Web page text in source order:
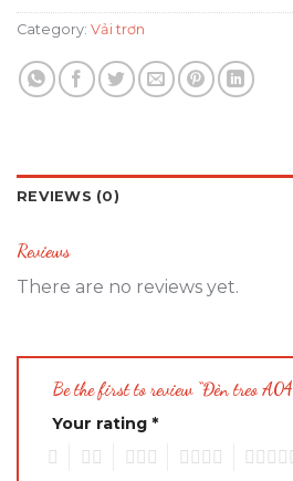
Category: Vải trơn
REVIEWS (0)
Reviews
There are no reviews yet.
Be the first to review “Đèn treo
Your rating *